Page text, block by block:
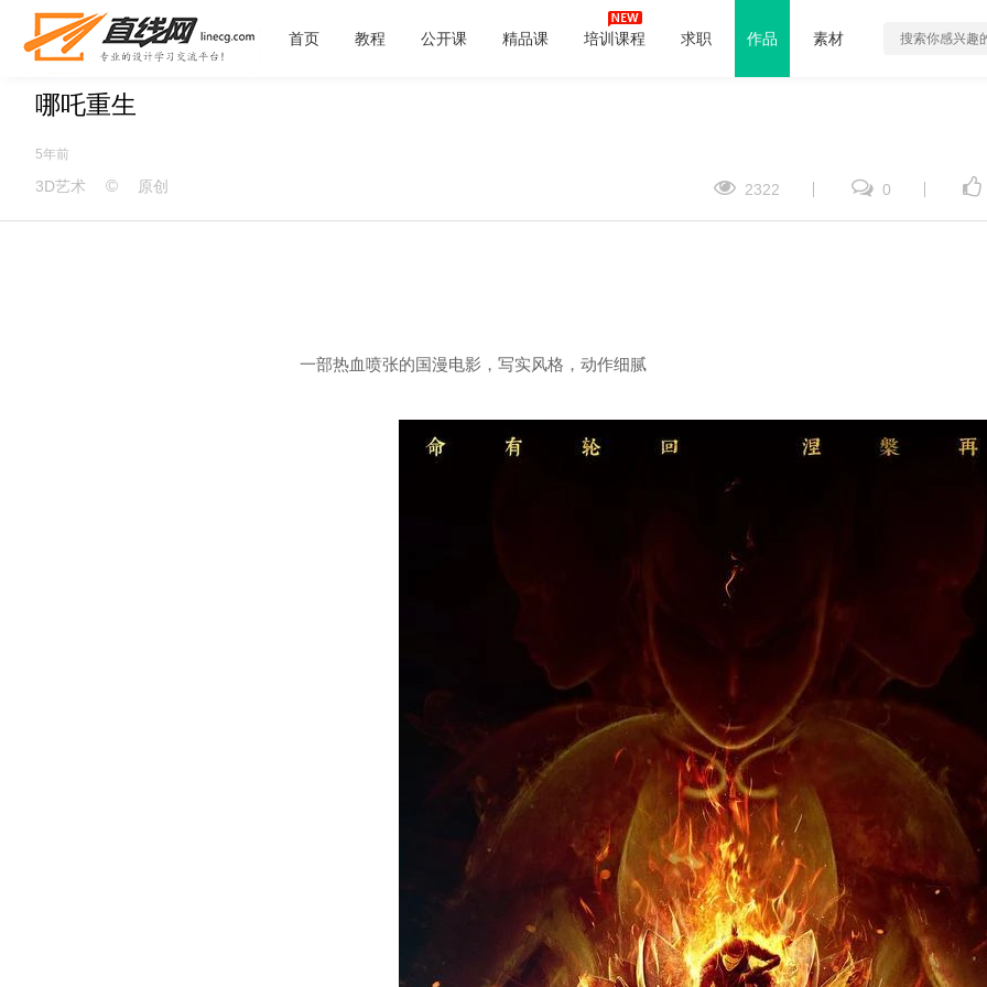
首页 教程 公开课 精品课 培训课程 求职 作品 素材
哪吒重生
5年前
3D艺术 © 原创 2322 0
一部热血喷张的国漫电影，写实风格，动作细腻